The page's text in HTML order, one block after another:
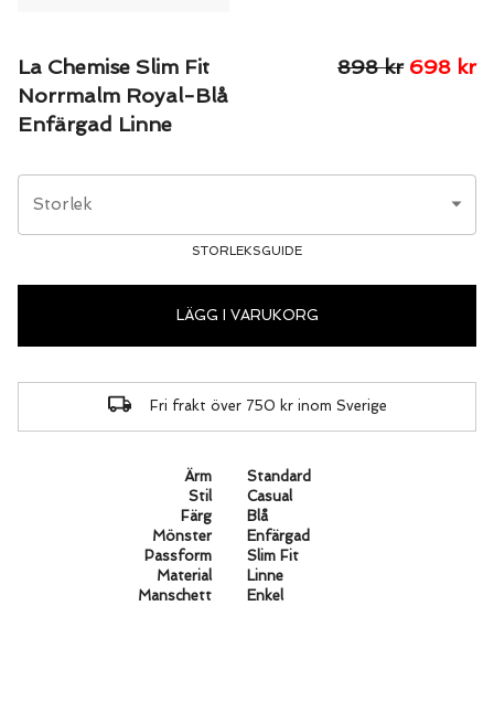
La Chemise Slim Fit
Norrmalm Royal-Blå
Enfärgad Linne
898kr 698 kr
Storlek
STORLEKSGUIDE
LÄGG I VARUKORG
Fri frakt över 750 kr inom Sverige
Ärm
Standard
Stil
Casual
Färg
Blå
Mönster
Enfärgad
Passform
Slim Fit
Material
Linne
Manschett
Enkel